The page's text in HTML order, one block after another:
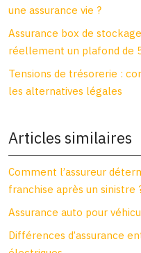
une assurance vie ?
Assurance box de
réellement un plafond de
Tensions de trésorerie :
les alternatives légales
Articles similaires
Comment l’assureur
franchise après un sinistre
Assurance auto pour
Différences d’assurance